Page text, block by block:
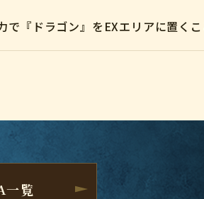
『ドラゴン』をEXエリアに置く
一覧